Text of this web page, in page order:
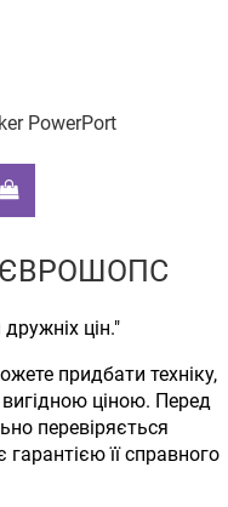
PowerPort
ЄВРОШОПС
цін."
придбати техніку,
ціною. Перед
перевіряється
її справного